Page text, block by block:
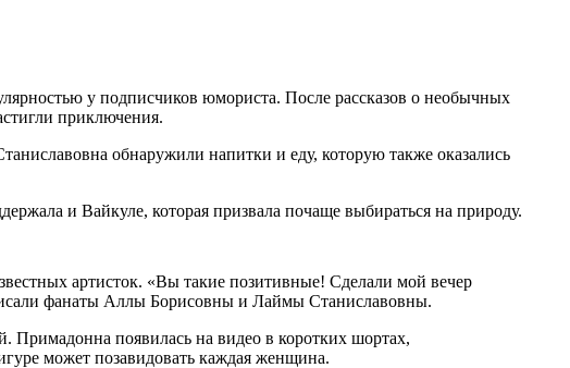
у подписчиков юмориста. После рассказов о необычных
приключения.
обнаружили напитки и еду, которую также оказались
и Вайкуле, которая призвала почаще выбираться на природу.
артисток. «Вы такие позитивные! Сделали мой вечер
фанаты Аллы Борисовны и Лаймы Станиславовны.
Примадонна появилась на видео в коротких шортах,
может позавидовать каждая женщина.